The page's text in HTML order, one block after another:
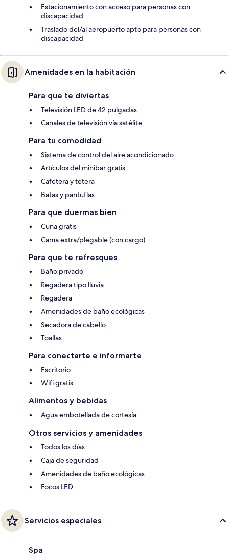
Estacionamiento con acceso para personas con
discapacidad
Traslado del/al aeropuerto apto para personas con
discapacidad
Amenidades en la habitación
Para que te diviertas
Televisión LED de 42 pulgadas
Canales de televisión vía satélite
Para tu comodidad
Sistema de control del aire acondicionado
Artículos del minibar gratis
Cafetera y tetera
Batas y pantuflas
Para que duermas bien
Cuna gratis
Cama extra/plegable (con cargo)
Para que te refresques
Baño privado
Regadera tipo lluvia
Regadera
Amenidades de baño ecológicas
Secadora de cabello
Toallas
Para conectarte e informarte
Escritorio
Wifi gratis
Alimentos y bebidas
Agua embotellada de cortesía
Otros servicios y amenidades
Todos los días
Caja de seguridad
Amenidades de baño ecológicas
Focos LED
Servicios especiales
Spa